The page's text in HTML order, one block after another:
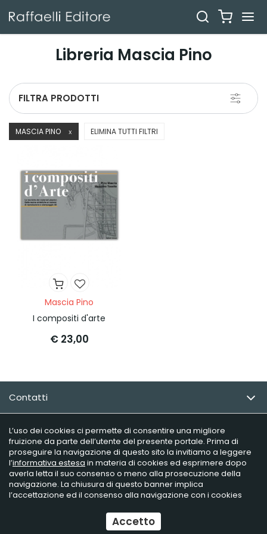
Libreria Mascia Pino
Toggle
FILTRA PRODOTTI
MASCIA PINO X ELIMINA TUTTI FILTRI
Mascia Pino
I compositi d'arte
€ 23,00
Contatti
Email Newsletter
Info utili
Raffaelli Editore - P.iva 02181230406
Ecommerce by Daisuke
L’uso dei cookies ci permette di consentire una migliore
fruizione da parte dell’utente del presente portale. Prima di
proseguire la navigazione di questo sito la invitiamo a leggere
l’informativa estesa in materia di cookies ed esprimere dopo
averla letta il suo consenso o meno alla prosecuzione della
navigazione. La chiusura di questo banner implica
l’accettazione ed il consenso alla navigazione con i cookies
Accetto